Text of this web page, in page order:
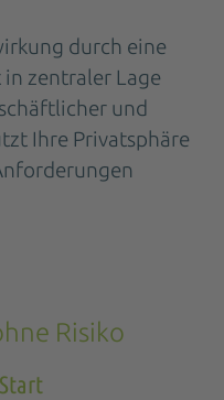
durch eine
zentraler Lage
und
Ihre Privatsphäre
Risiko